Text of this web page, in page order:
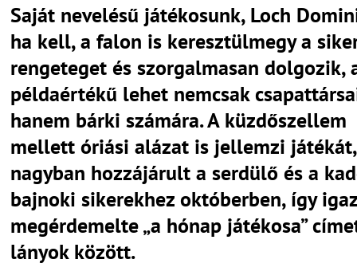
Saját nevelésű játékosunk, Loch
ha kell, a falon is keresztülmegy a
rengeteget és szorgalmasan dolgozik,
példaértékű lehet nemcsak
hanem bárki számára. A küzdőszellem
mellett óriási alázat is jellemzi játékát,
nagyban hozzájárult a serdülő és a
bajnoki sikerekhez októberben, így
megérdemelte „a hónap játékosa”
lányok között.